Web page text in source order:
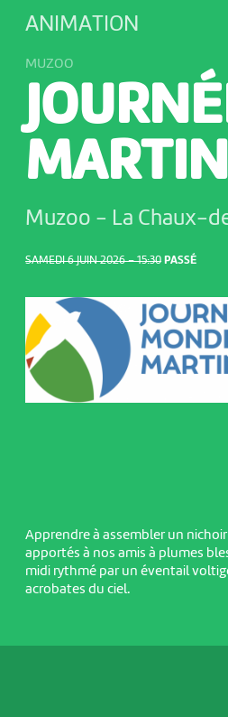
SAMEDI 6 JUIN 2026 – 15:30 PASSÉ
ANIMATION
MUZOO
Muzoo - La Chaux-
Apprendre à assembler un
apportés à nos amis à plumes
midi rythmé par un éventail
acrobates du ciel.